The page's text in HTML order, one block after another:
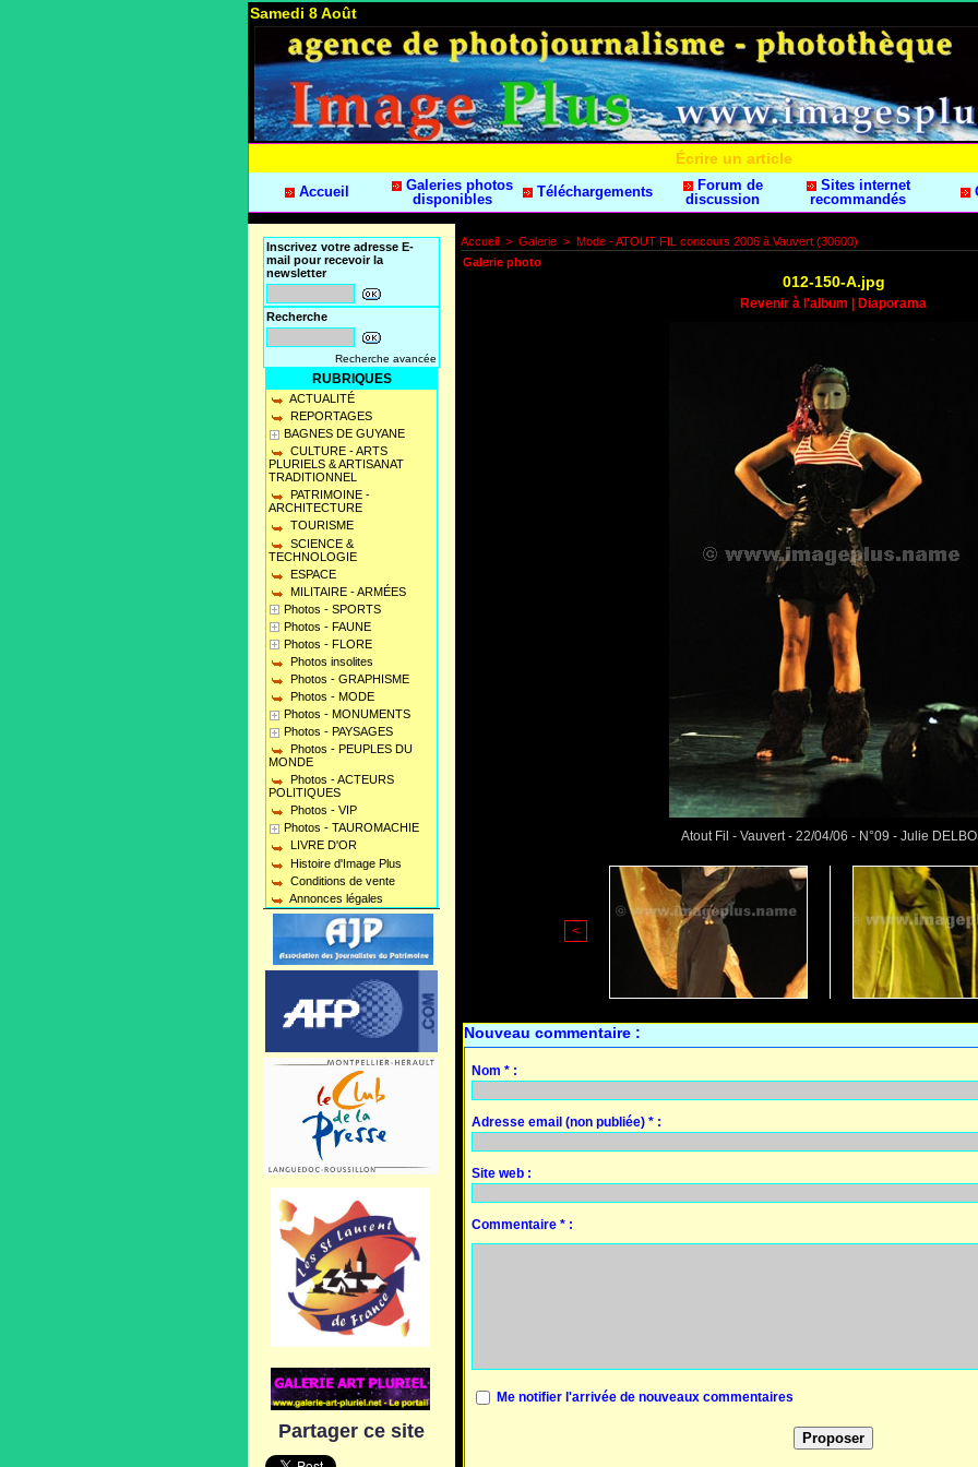
Samedi 8 Août
Écrire un article
Accueil
Galeries photos
disponibles
Téléchargements
Forum de
discussion
Sites internet
recommandés
Inscrivez votre adresse E-
mail pour recevoir la
newsletter
Recherche
Recherche avancée
RUBRIQUES
ACTUALITÉ
REPORTAGES
BAGNES DE GUYANE
CULTURE - ARTS
PLURIELS & ARTISANAT
TRADITIONNEL
PATRIMOINE -
ARCHITECTURE
TOURISME
SCIENCE &
TECHNOLOGIE
ESPACE
MILITAIRE - ARMÉES
Photos - SPORTS
Photos - FAUNE
Photos - FLORE
Photos insolites
Photos - GRAPHISME
Photos - MODE
Photos - MONUMENTS
Photos - PAYSAGES
Photos - PEUPLES DU
MONDE
Photos - ACTEURS
POLITIQUES
Photos - VIP
Photos - TAUROMACHIE
LIVRE D'OR
Histoire d'Image Plus
Conditions de vente
Annonces légales
Partager ce site
Accueil > Galerie > Mode - ATOUT FIL concours 2006 à Vauvert (30600)
Galerie photo
012-150-A.jpg
Revenir à l'album Diaporama
Atout Fil - Vauvert - 22/04/06 - N°09 - Julie
<
Nouveau commentaire :
Nom * :
Adresse email (non publiée) * :
Site web :
Commentaire * :
Me notifier l'arrivée de nouveaux commentaires